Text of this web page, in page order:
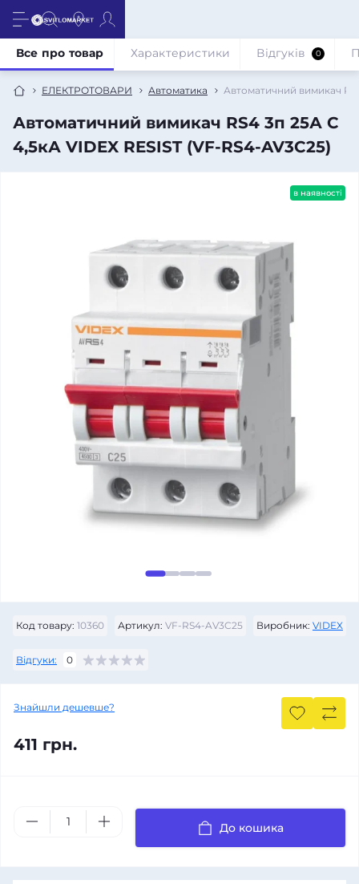
ЕЛЕКТРОТОВАРИ Автоматика Автоматичний вимикач
Автоматичний вимикач RS4 3п 25А С
4,5кА VIDEX RESIST (VF-RS4-AV3C25)
Все про товар Характеристики Відгуків 0
в наявності
Код товару: 10360 Артикул: VF-RS4-AV3C25 Виробник: VIDEX
Відгуки: 0
Знайшли дешевше?
411 грн.
До кошика